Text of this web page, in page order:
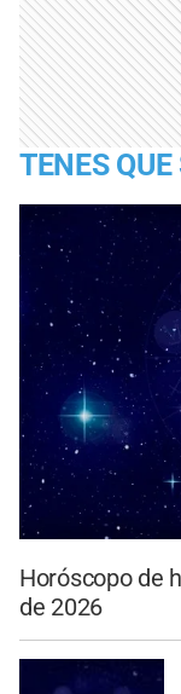
TENES
Horóscopo de
de 2026